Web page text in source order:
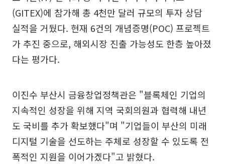
(GITEX)에 참가해 총 4천만 달러 규모의 투자 상담
실적을 거뒀다. 현재 6건의 개념증명(POC) 프로젝트
가 추진 중으로, 해외시장 진출 가능성도 한층 높아졌
다는 평가다.
이진수 부산시 금융창업정책관은 "블록체인 기업의
지속적인 성장을 위해 지역 국회의원과 협력해 내년
도 국비를 추가 확보했다"며 "기업들이 부산의 미래
디지털 기술을 선도하는 주체로 성장할 수 있도록 전
폭적인 지원을 이어가겠다"고 밝혔다.